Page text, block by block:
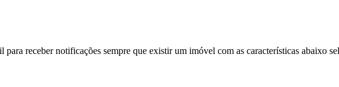
receber notificações sempre que existir um imóvel com as características abaixo